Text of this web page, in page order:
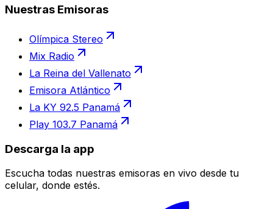
Nuestras Emisoras
Olímpica Stereo
Mix Radio
La Reina del Vallenato
Emisora Atlántico
La KY 92.5 Panamá
Play 103.7 Panamá
Descarga la app
Escucha todas nuestras emisoras en vivo desde tu
celular, donde estés.